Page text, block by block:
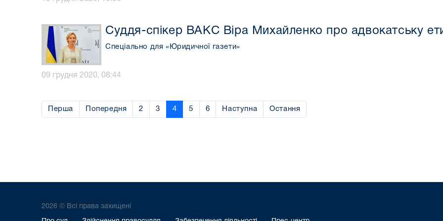
Суддя-спікер ВАКС Віра Михайленко про адвокатську
Спеціально для «Юридичної газети»
09 грудня 2020, 08:44
Перша Попередня 2 3 4 5 6 Наступна Остання
2026 © Всі права захищені